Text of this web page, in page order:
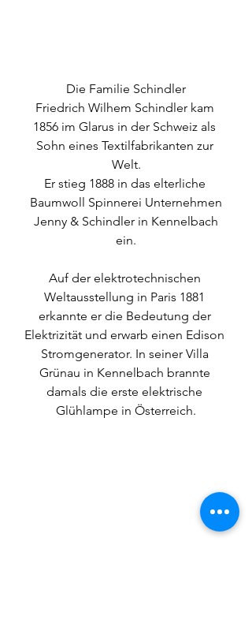
Die Familie Schindler
Friedrich Wilhem Schindler kam
1856 im Glarus in der Schweiz als
Sohn eines Textilfabrikanten zur
Welt.
Er stieg 1888 in das elterliche
Baumwoll Spinnerei Unternehmen
ein.
Auf der elektrotechnischen
Weltausstellung in Paris 1881
erkannte er die Bedeutung der
Elektrizität und erwarb einen Edison
Stromgenerator. In seiner Villa
Grünau in Kennelbach brannte
damals die erste elektrische
Glühlampe in Österreich.